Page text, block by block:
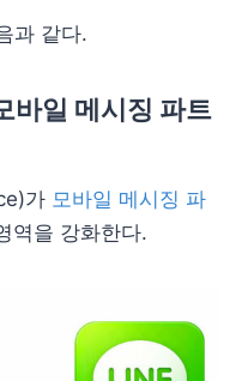
과 같다.
바일 메시징 파트
가 모바일 메시징 파
역을 강화한다.